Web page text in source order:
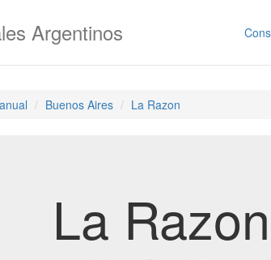
Argentinos
Buenos Aires La Razon
La Razon